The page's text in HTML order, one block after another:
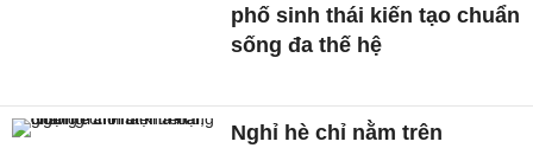
phố sinh thái kiến tạo chuẩn
sống đa thế hệ
Nghỉ hè chỉ nằm trên